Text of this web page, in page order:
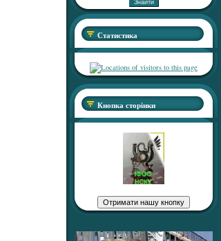
Статистика
Кнопка сторінки